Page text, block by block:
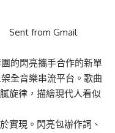
Sent from Gmail
的閃亮攜手合作的新單
全音樂串流平台。歌曲
旋律，描繪現代人看似
實現。閃亮包辦作詞、